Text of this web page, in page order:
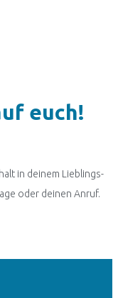
euch!
in deinem Lieblings-
oder deinen Anruf.